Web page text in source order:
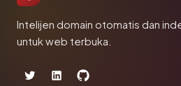
Intelijen domain otomatis dan
untuk web terbuka.